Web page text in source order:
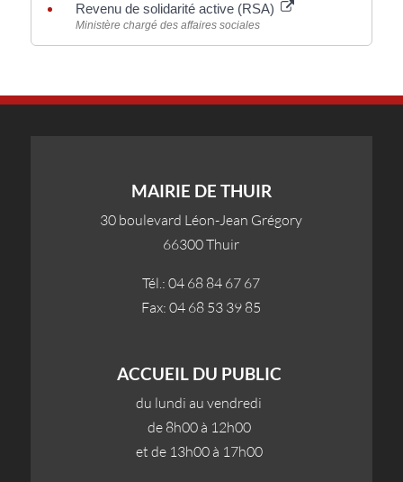
Revenu de solidarité active (RSA)
Ministère chargé des affaires sociales
MAIRIE DE THUIR
30 boulevard Léon-Jean Grégory
66300 Thuir
Tél.: 04 68 84 67 67
Fax: 04 68 53 39 85
ACCUEIL DU PUBLIC
du lundi au vendredi
de 8h00 à 12h00
et de 13h00 à 17h00